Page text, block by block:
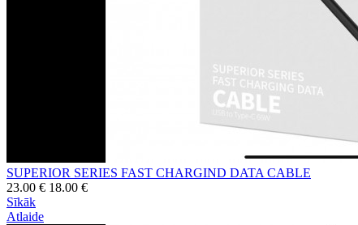
SUPERIOR SERIES FAST CHARGIND DATA CABLE
23.00 € 18.00 €
Sīkāk
Atlaide